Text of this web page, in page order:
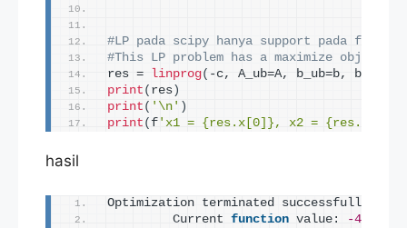
#LP pada scipy hanya support pada
#This LP problem has a maximize
res = linprog( -c, A_ub=A, b_ub=b, bounds=
print ( res)
print ( '\n' )
print ( f 'x1 = {res.x[0]}, x2 =
hasil
Optimization terminated successfully.
         Current
function value:
-